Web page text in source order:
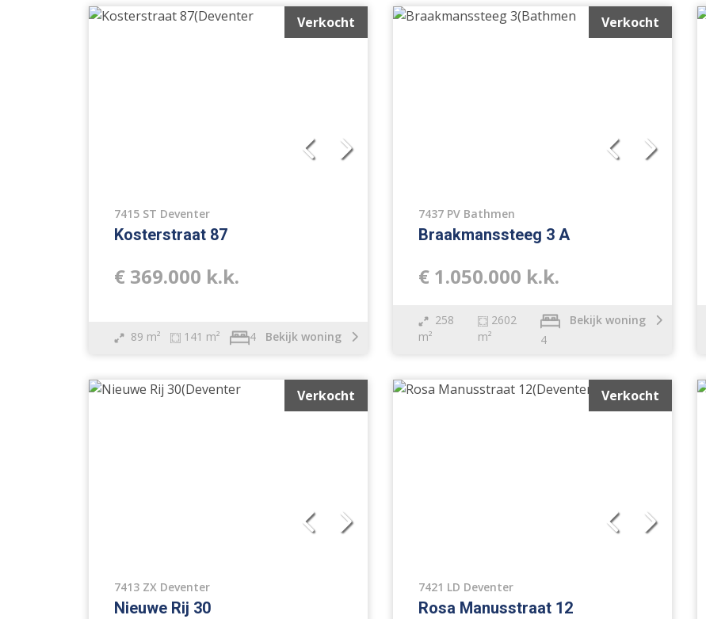
Verkocht
7415 ST Deventer
Kosterstraat 87
€ 369.000 k.k.
89 m² 141 m² 4 Bekijk woning
Verkocht
7437 PV Bathmen
Braakmanssteeg 3 A
€ 1.050.000 k.k.
258
m²
2602
m²
4
Bekijk woning
Verkocht
7413 ZX Deventer
Nieuwe Rij 30
Verkocht
7421 LD Deventer
Rosa Manusstraat 12